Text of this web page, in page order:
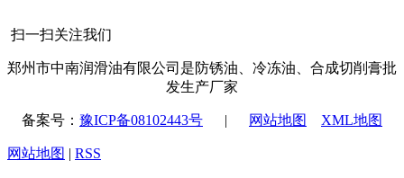
扫一扫关注我们
郑州市中南润滑油有限公司是防锈油、冷冻油、合成切削膏批
发生产厂家
备案号： 豫ICP备08102443号 | 网站地图 XML地图
网站地图 | RSS